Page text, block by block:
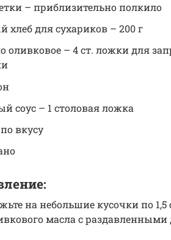
– приблизительно полкило
хлеб для сухариков – 200 г
оливковое – 4 ст. ложки для
соус – 1 столовая ложка
вкусу
на небольшие кусочки по 1,5
масла с раздавленными